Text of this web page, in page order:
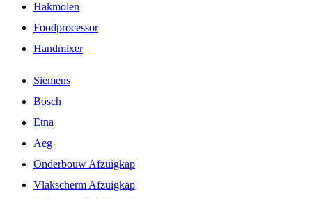
Hakmolen
Foodprocessor
Handmixer
Siemens
Bosch
Etna
Aeg
Onderbouw Afzuigkap
Vlakscherm Afzuigkap